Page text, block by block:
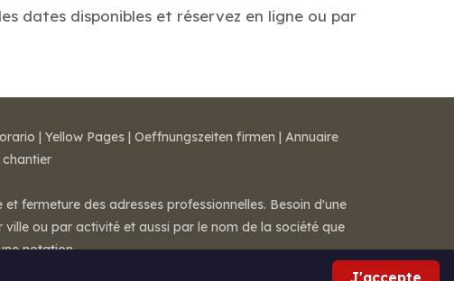
dates disponibles et réservez en ligne ou par
J'accepte
| Yellow Pages | Oeffnungszeiten firmen | Annuaire
fermeture des adresses professionnelles. Besoin d'une
ville ou par activité et aussi par le nom de la société que
notation.